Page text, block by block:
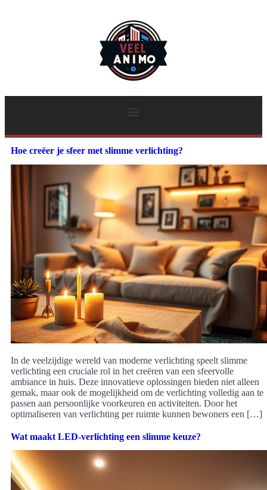
Hoe creëer je sfeer met slimme verlichting?
In de veelzijdige wereld van moderne verlichting speelt slimme
verlichting een cruciale rol in het creëren van een sfeervolle
ambiance in huis. Deze innovatieve oplossingen bieden niet alleen
gemak, maar ook de mogelijkheid om de verlichting volledig aan te
passen aan persoonlijke voorkeuren en activiteiten. Door het
optimaliseren van verlichting per ruimte kunnen bewoners een […]
Wat maakt LED-verlichting een slimme keuze?